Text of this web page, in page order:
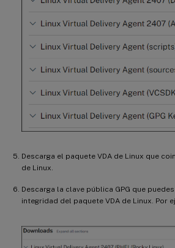
Descarga el paquete VDA de Linux que
de Linux.
Descarga la clave pública GPG que
integridad del paquete VDA de Linux. Por